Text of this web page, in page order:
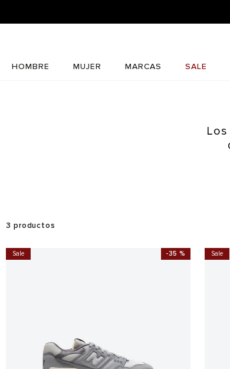
HOMBRE MUJER MARCAS SALE
3 productos
Sale -35 % Sale